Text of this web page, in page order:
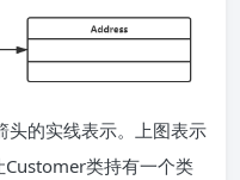
头的实线表示。上图表示
类持有一个类